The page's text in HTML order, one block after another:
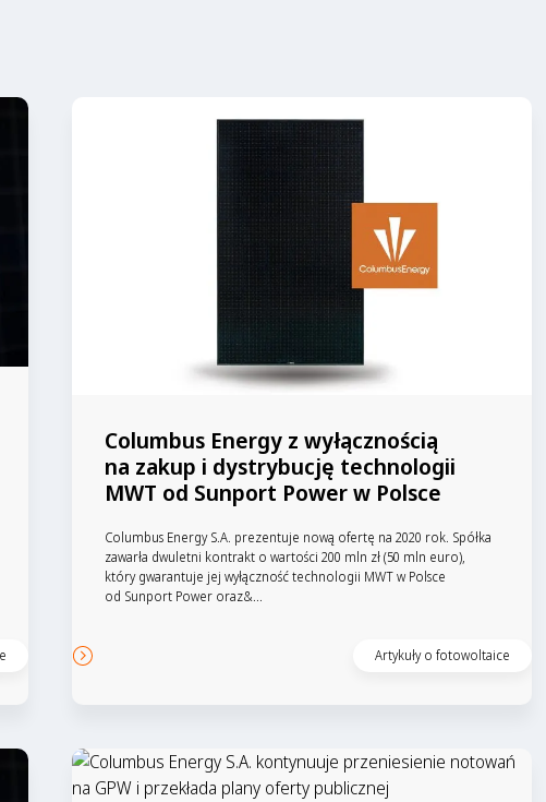
Columbus Energy z wyłącznością
na zakup i dystrybucję technologii
MWT od Sunport Power w Polsce
Columbus Energy S.A. prezentuje nową ofertę na 2020 rok. Spółka
zawarła dwuletni kontrakt o wartości 200 mln zł (50 mln euro),
który gwarantuje jej wyłączność technologii MWT w Polsce
od Sunport Power oraz&...
Czytaj artykuł Artykuły o fotowoltaice